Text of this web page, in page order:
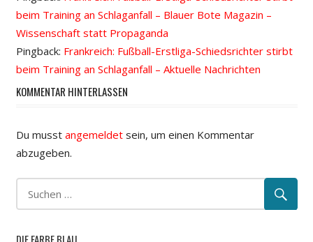
beim Training an Schlaganfall – Blauer Bote Magazin –
Wissenschaft statt Propaganda
Pingback: Frankreich: Fußball-Erstliga-Schiedsrichter stirbt
beim Training an Schlaganfall – Aktuelle Nachrichten
KOMMENTAR HINTERLASSEN
Du musst angemeldetsein, um einen Kommentar
abzugeben.
DIE FARBE BLAU